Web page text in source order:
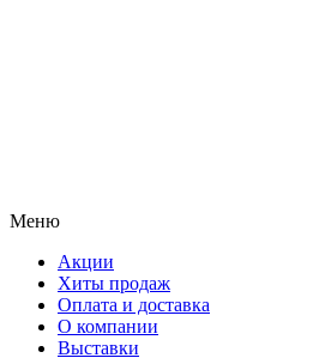
Меню
Акции
Хиты продаж
Оплата и доставка
О компании
Выставки